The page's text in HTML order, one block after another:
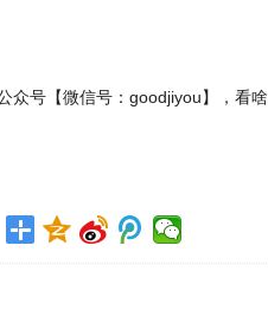
众号【微信号：goodjiyou】，看啥